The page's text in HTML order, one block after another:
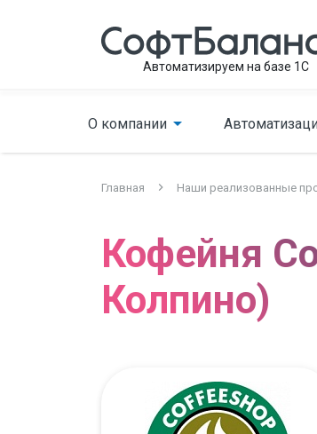
Автоматизируем на базе 1С
О компании
Главная Наши реализованные
Кофейня
Колпино)